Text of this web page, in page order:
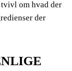
om hvad der
der